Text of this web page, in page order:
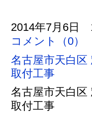
2014年7月6日
コメント（0）
名古屋市天白区
取付工事
名古屋市天白区
取付工事